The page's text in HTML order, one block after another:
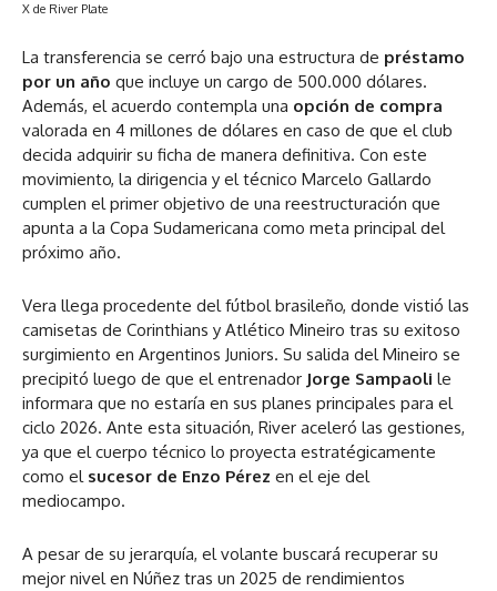
X de River Plate
La transferencia se cerró bajo una estructura de préstamo
por un año que incluye un cargo de 500.000 dólares.
Además, el acuerdo contempla una opción de compra
valorada en 4 millones de dólares en caso de que el club
decida adquirir su ficha de manera definitiva. Con este
movimiento, la dirigencia y el técnico Marcelo Gallardo
cumplen el primer objetivo de una reestructuración que
apunta a la Copa Sudamericana como meta principal del
próximo año.
Vera llega procedente del fútbol brasileño, donde vistió las
camisetas de Corinthians y Atlético Mineiro tras su exitoso
surgimiento en Argentinos Juniors. Su salida del Mineiro se
precipitó luego de que el entrenador Jorge Sampaoli le
informara que no estaría en sus planes principales para el
ciclo 2026. Ante esta situación, River aceleró las gestiones,
ya que el cuerpo técnico lo proyecta estratégicamente
como el sucesor de Enzo Pérez en el eje del
mediocampo.
A pesar de su jerarquía, el volante buscará recuperar su
mejor nivel en Núñez tras un 2025 de rendimientos